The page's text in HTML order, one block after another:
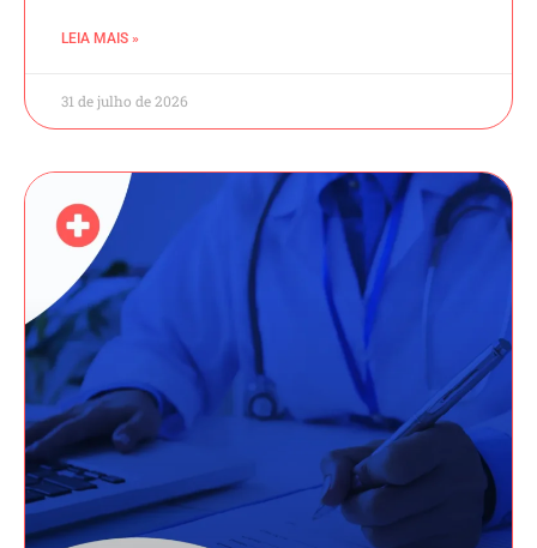
LEIA MAIS »
31 de julho de 2026